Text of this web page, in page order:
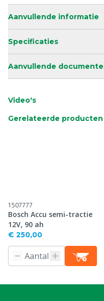
Aanvullende informatie
Specificaties
Aanvullende
Video's
Gerelateerde producten
1507777
Bosch Accu semi-tractie
12V, 90 ah
€ 250,00